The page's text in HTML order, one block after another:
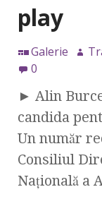
play
Galerie
0
► Alin
candida
Un număr
Consiliul
Națională a